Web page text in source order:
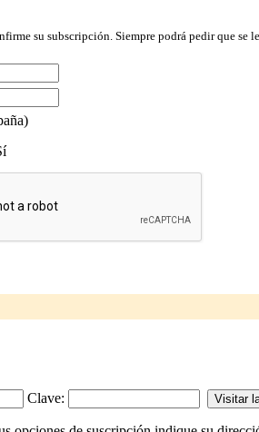
su subscripción. Siempre podrá pedir que se
Clave: